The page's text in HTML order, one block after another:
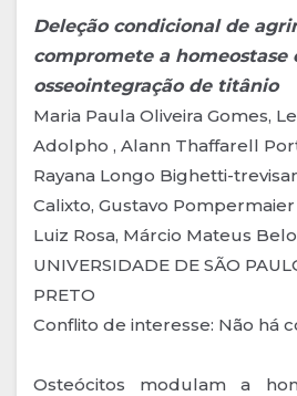
Deleção condicional de
compromete a homeostase
osseointegração de titânio
Maria Paula Oliveira Gomes,
Adolpho , Alann Thaffarell
Rayana Longo Bighetti-
Calixto, Gustavo
Luiz Rosa, Márcio Mateus
UNIVERSIDADE DE SÃO
PRETO
Conflito de interesse: Não há
Osteócitos modulam a